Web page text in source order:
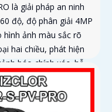
là giải pháp an ninh
độ, độ phân giải 4MP
hình ảnh màu sắc rõ
hai chiều, phát hiện
báo chính xác, hỗ